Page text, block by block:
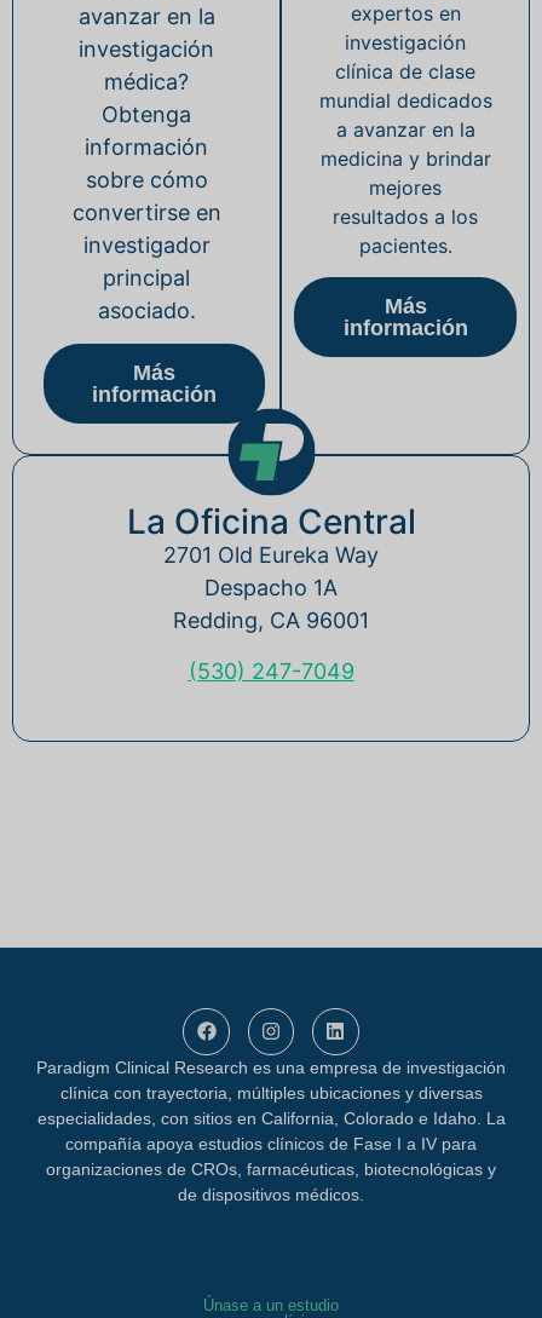
avanzar en la
investigación
médica?
Obtenga
información
sobre cómo
convertirse en
investigador
principal
asociado.
Más
información
expertos en
investigación
clínica de clase
mundial dedicados
a avanzar en la
medicina y brindar
mejores
resultados a los
pacientes.
Más
información
La Oficina Central
2701 Old Eureka Way
Despacho 1A
Redding, CA 96001
(530) 247-7049
Paradigm Clinical Research es una empresa de investigación
clínica con trayectoria, múltiples ubicaciones y diversas
especialidades, con sitios en California, Colorado e Idaho. La
compañía apoya estudios clínicos de Fase I a IV para
organizaciones de CROs, farmacéuticas, biotecnológicas y
de dispositivos médicos.
Únase a un estudio